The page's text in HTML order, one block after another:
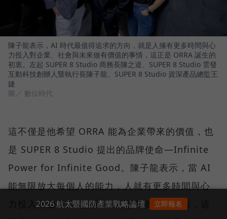
陳子龍表示，AI 時代最值得追求的方向，就是人擁有更多時間與心
力投入對企業、社會與未來做有價值的事情，這正是 ORRA 誕生的
初衷。左起 SUPER 8 Studio 商務長陳之逵、SUPER 8 Studio 雲發
互動科技創辦人暨執行長陳子龍、SUPER 8 Studio 資深產品總監王
婕
圖／ 數位時代
這不僅是他希望 ORRA 能為企業帶來的價值，也
是 SUPER 8 Studio 提出的品牌使命—Infinite
Power for Infinite Good。陳子龍表示，當 AI
能無限放大每個人的能力，人就有更多時間與心
力投入對企業、社會與未來更有價值的事情，這
2026 航太暨國防產業戰略論壇 立即報名